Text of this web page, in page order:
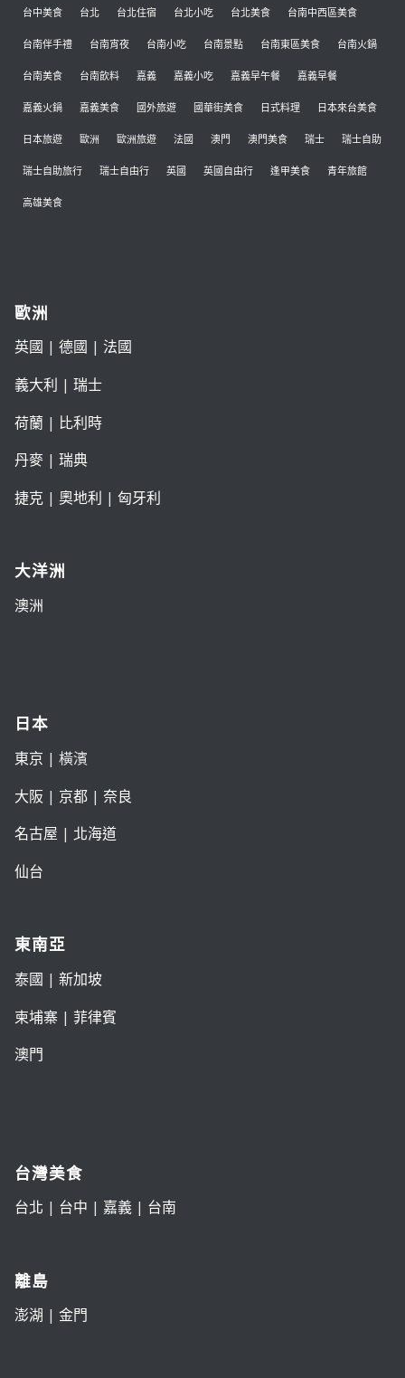
台中美食 台北 台北住宿 台北小吃 台北美食 台南中西區美食
台南伴手禮 台南宵夜 台南小吃 台南景點 台南東區美食 台南火鍋
台南美食 台南飲料 嘉義 嘉義小吃 嘉義早午餐 嘉義早餐
嘉義火鍋 嘉義美食 國外旅遊 國華街美食 日式料理 日本來台美食
日本旅遊 歐洲 歐洲旅遊 法國 澳門 澳門美食 瑞士 瑞士自助
瑞士自助旅行 瑞士自由行 英國 英國自由行 逢甲美食 青年旅館
高雄美食
歐洲
英國 | 德國 | 法國
義大利 | 瑞士
荷蘭| 比利時
丹麥| 瑞典
捷克| 奧地利 | 匈牙利
大洋洲
澳洲
日本
東京 | 橫濱
大阪 | 京都| 奈良
名古屋 | 北海道
仙台
東南亞
泰國 | 新加坡
柬埔寨 | 菲律賓
澳門
台灣美食
台北 | 台中 | 嘉義| 台南
離島
澎湖 | 金門